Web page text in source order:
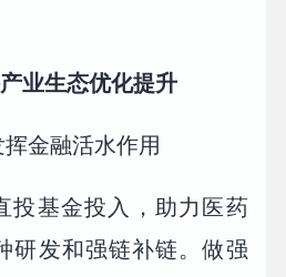
业生态优化提升
金融活水作用
投基金投入，助力医药
研发和强链补链。做强